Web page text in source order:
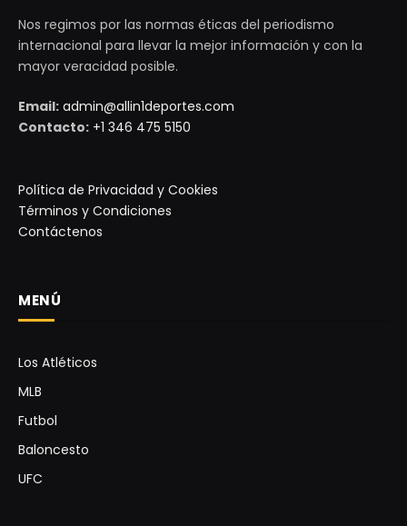
Nos regimos por las normas éticas del periodismo
internacional para llevar la mejor información y con la
mayor veracidad posible.
Email: admin@allin1deportes.com
Contacto: +1 346 475 5150
Política de Privacidad y Cookies
Términos y Condiciones
Contáctenos
MENÚ
Los Atléticos
MLB
Futbol
Baloncesto
UFC